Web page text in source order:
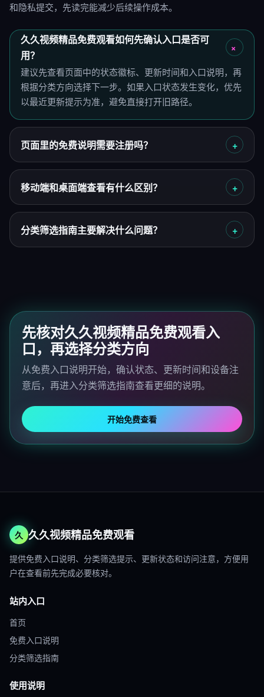
和隐私提交，先读完能减少后续操作成本。
久久视频精品免费观看如何先确认入口是否可
用？
建议先查看页面中的状态徽标、更新时间和入口说明，再
根据分类方向选择下一步。如果入口状态发生变化，优先
以最近更新提示为准，避免直接打开旧路径。
页面里的免费说明需要注册吗？
移动端和桌面端查看有什么区别？
分类筛选指南主要解决什么问题？
先核对久久视频精品免费观看入
口，再选择分类方向
从免费入口说明开始，确认状态、更新时间和设备注
意后，再进入分类筛选指南查看更细的说明。
开始免费查看
久 久久视频精品免费观看
提供免费入口说明、分类筛选提示、更新状态和访问注意，方便用
户在查看前先完成必要核对。
站内入口
首页
免费入口说明
分类筛选指南
使用说明